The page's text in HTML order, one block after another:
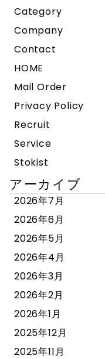
Category
Company
Contact
HOME
Mail Order
Privacy Policy
Recruit
Service
Stokist
アーカイブ
2026年7月
2026年6月
2026年5月
2026年4月
2026年3月
2026年2月
2026年1月
2025年12月
2025年11月